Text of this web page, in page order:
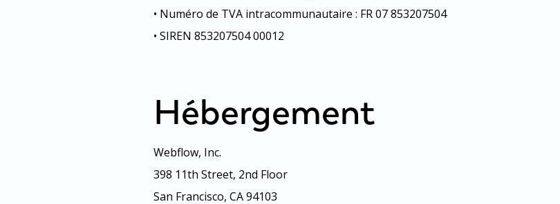
• Numéro de TVA intracommunautaire : FR 07 853207504
• SIREN 853207504 00012
Hébergement
Webflow, Inc.
398 11th Street, 2nd Floor
San Francisco, CA 94103